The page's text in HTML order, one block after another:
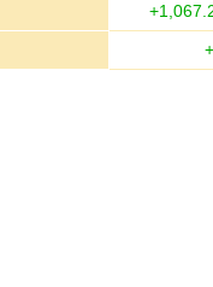
+
+